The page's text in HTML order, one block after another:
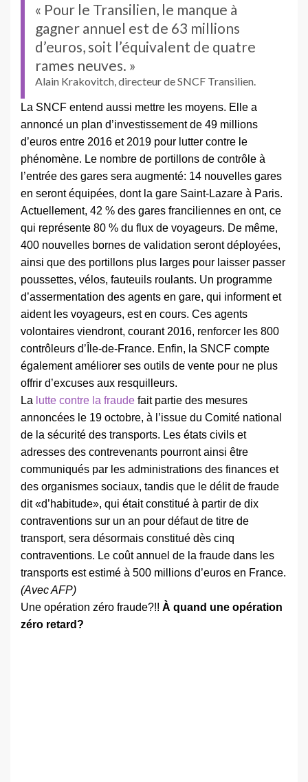
« Pour le Transilien, le manque à
gagner annuel est de 63 millions
d’euros, soit l’équivalent de quatre
rames neuves. »
Alain Krakovitch, directeur de SNCF Transilien.
La SNCF entend aussi mettre les moyens. Elle a
annoncé un plan d’investissement de 49 millions
d’euros entre 2016 et 2019 pour lutter contre le
phénomène. Le nombre de portillons de contrôle à
l’entrée des gares sera augmenté: 14 nouvelles gares
en seront équipées, dont la gare Saint-Lazare à Paris.
Actuellement, 42 % des gares franciliennes en ont, ce
qui représente 80 % du flux de voyageurs. De même,
400 nouvelles bornes de validation seront déployées,
ainsi que des portillons plus larges pour laisser passer
poussettes, vélos, fauteuils roulants. Un programme
d’assermentation des agents en gare, qui informent et
aident les voyageurs, est en cours. Ces agents
volontaires viendront, courant 2016, renforcer les 800
contrôleurs d’Île-de-France. Enfin, la SNCF compte
également améliorer ses outils de vente pour ne plus
offrir d’excuses aux resquilleurs.
La lutte contre la fraude fait partie des mesures
annoncées le 19 octobre, à l’issue du Comité national
de la sécurité des transports. Les états civils et
adresses des contrevenants pourront ainsi être
communiqués par les administrations des finances et
des organismes sociaux, tandis que le délit de fraude
dit «d’habitude», qui était constitué à partir de dix
contraventions sur un an pour défaut de titre de
transport, sera désormais constitué dès cinq
contraventions. Le coût annuel de la fraude dans les
transports est estimé à 500 millions d’euros en France.
(Avec AFP)
Une opération zéro fraude?!! À quand une opération
zéro retard?